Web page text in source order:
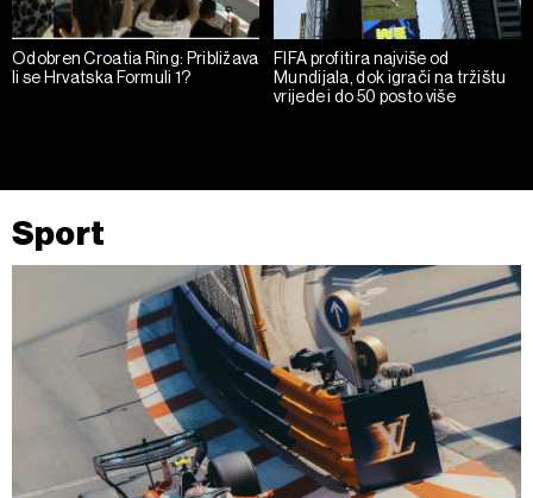
Odobren Croatia Ring: Približava
li se Hrvatska Formuli 1?
FIFA profitira najviše od
Mundijala, dok igrači na tržištu
vrijede i do 50 posto više
Sport